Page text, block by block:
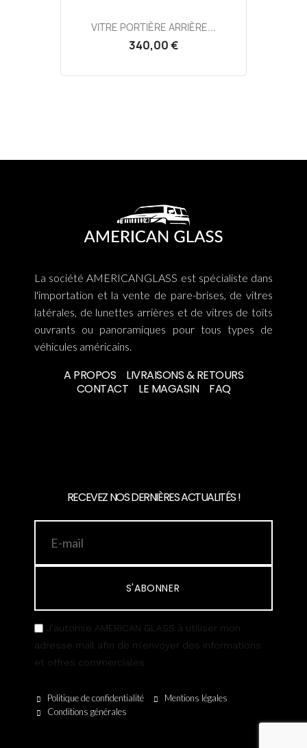
VITRE PORTIÈRE ARRIÈRE...
340,00 €
La société AMERICANGLASS est spécialiste dans
l'importation et la vente de pare-brises, de vitres
latérales, de lunettes arrières et de vitres de toits
ouvrants ou panoramiques pour tous types de
véhicules américains.
A PROPOS
LIVRAISONS & RETOURS
CONTACT
LE MAGASIN FAQ
RECEVEZ NOS DERNIÈRES ACTUALITÉS !
S'ABONNER
J’autorise AMERICAN GLASS à utiliser mon
adresse mail afin de m’envoyer des informations
et offres commerciales
Politique de confidentialité
Mentions légales
Conditions générales